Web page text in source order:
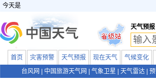
今天是
天气预报
首页 灾害预警 天气预报 现在天气 气候变化
台风网
中国旅游天气网 气象卫星 天气雷达